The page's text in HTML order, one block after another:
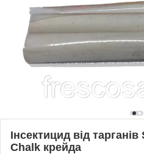
Інсектицид від
Chalk крейда